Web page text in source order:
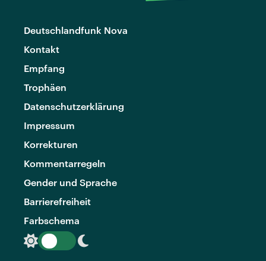
Deutschlandfunk Nova
Kontakt
Empfang
Trophäen
Datenschutzerklärung
Impressum
Korrekturen
Kommentarregeln
Gender und Sprache
Barrierefreiheit
Farbschema